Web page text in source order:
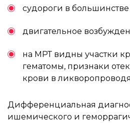
судороги в большинстве
двигательное
на МРТ видны участки
гематомы, признаки
крови в
Дифференциальная
ишемического и